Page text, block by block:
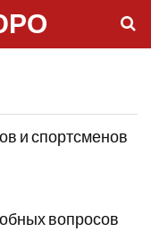
и спортсменов
вопросов